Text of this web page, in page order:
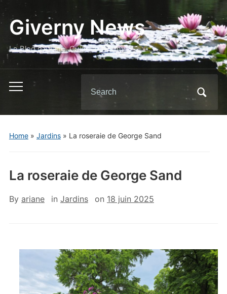
Giverny News
Le Blog d'Ariane, Guide à Giverny
Toggle
menu
for:
Home» Jardins» La roseraie de George Sand
La roseraie de George Sand
By ariane in Jardins on 18 juin 2025